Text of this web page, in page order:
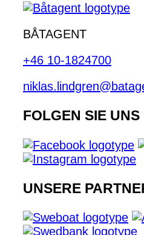
BÅTAGENT
+46 10-1824700
FOLGEN SIE UNS
UNSERE